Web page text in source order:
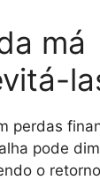
má
perdas
pode
o